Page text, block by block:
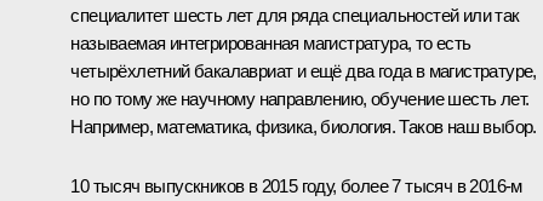
специалитет шесть лет для ряда специальностей или так
называемая интегрированная магистратура, то есть
четырёхлетний бакалавриат и ещё два года в магистратуре,
но по тому же научному направлению, обучение шесть лет.
Например, математика, физика, биология. Таков наш выбор.
10 тысяч выпускников в 2015 году, более 7 тысяч в 2016-м